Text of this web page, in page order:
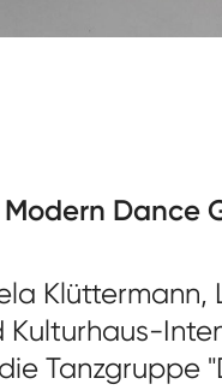
Dance
Klüttermann,
Kulturhaus-
Tanzgruppe